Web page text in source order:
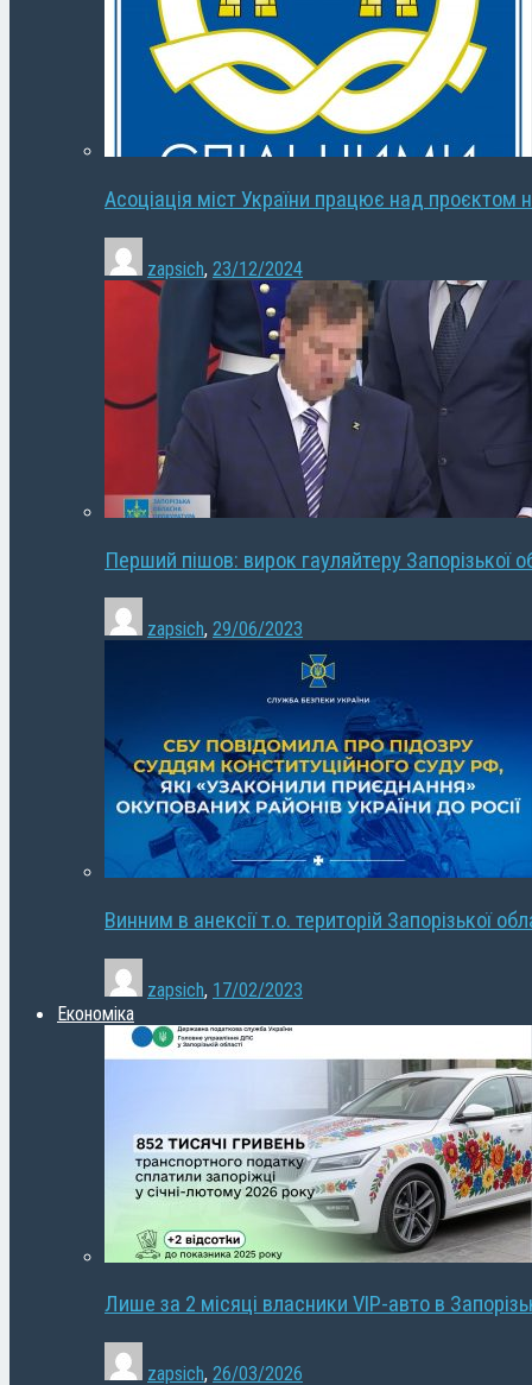
Асоціація міст України працює над проєктом
zapsich, 23/12/2024
Перший пішов: вирок гауляйтеру Запорізької
zapsich, 29/06/2023
Винним в анексії т.о. територій Запорізької
zapsich, 17/02/2023
Економіка
Лише за 2 місяці власники VIP-авто в
zapsich, 26/03/2026